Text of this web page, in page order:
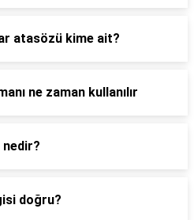
atasözü kime ait?
ne zaman kullanılır
nedir?
doğru?